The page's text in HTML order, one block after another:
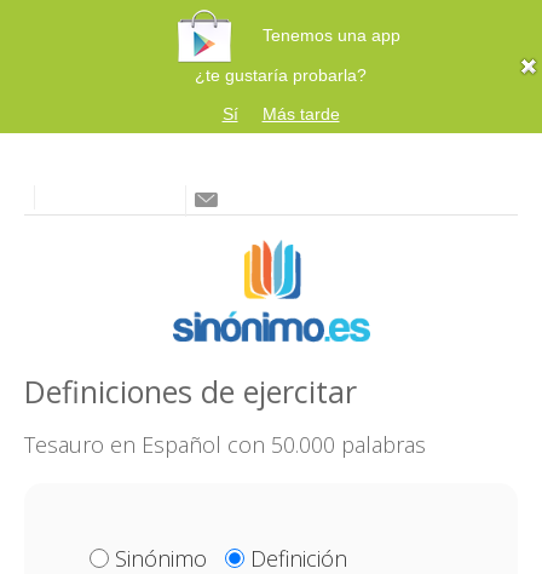
Tenemos una app
¿te gustaría probarla?
Sí
Más tarde
Definiciones de ejercitar
Tesauro en Español con 50.000 palabras
Sinónimo
Definición